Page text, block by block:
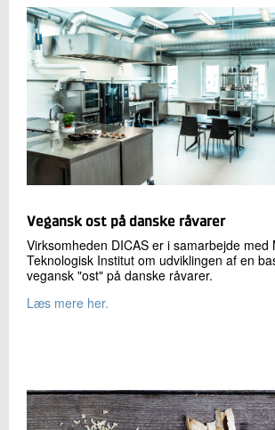
Vegansk ost på danske råvarer
Virksomheden DICAS er i samarbejde med
Teknologisk Institut om udviklingen af en
vegansk "ost" på danske råvarer.
Læs mere her.